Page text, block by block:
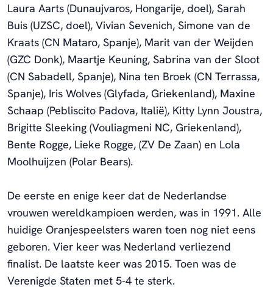
Laura Aarts (Dunaujvaros, Hongarije, doel), Sarah
Buis (UZSC, doel), Vivian Sevenich, Simone van de
Kraats (CN Mataro, Spanje), Marit van der Weijden
(GZC Donk), Maartje Keuning, Sabrina van der Sloot
(CN Sabadell, Spanje), Nina ten Broek (CN Terrassa,
Spanje), Iris Wolves (Glyfada, Griekenland), Maxine
Schaap (Pebliscito Padova, Italië), Kitty Lynn Joustra,
Brigitte Sleeking (Vouliagmeni NC, Griekenland),
Bente Rogge, Lieke Rogge, (ZV De Zaan) en Lola
Moolhuijzen (Polar Bears).
De eerste en enige keer dat de Nederlandse
vrouwen wereldkampioen werden, was in 1991. Alle
huidige Oranjespeelsters waren toen nog niet eens
geboren. Vier keer was Nederland verliezend
finalist. De laatste keer was 2015. Toen was de
Verenigde Staten met 5-4 te sterk.